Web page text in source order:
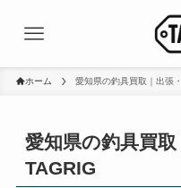
ホーム 愛知県の釣具買取｜出張
愛知県の釣具買
TAGRIG